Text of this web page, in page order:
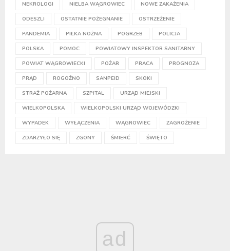
NEKROLOGI NIELBA WĄGROWIEC NOWE ZAKAŻENIA
ODESZLI OSTATNIE POŻEGNANIE OSTRZEŻENIE
PANDEMIA PIŁKA NOŻNA POGRZEB POLICJA
POLSKA POMOC POWIATOWY INSPEKTOR SANITARNY
POWIAT WĄGROWIECKI POŻAR PRACA PROGNOZA
PRĄD ROGOŹNO SANPEID SKOKI
STRAŻ POŻARNA SZPITAL URZĄD MIEJSKI
WIELKOPOLSKA WIELKOPOLSKI URZĄD WOJEWÓDZKI
WYPADEK WYŁĄCZENIA WĄGROWIEC ZAGROŻENIE
ZDARZYŁO SIĘ ZGONY ŚMIERĆ ŚWIĘTO
ad